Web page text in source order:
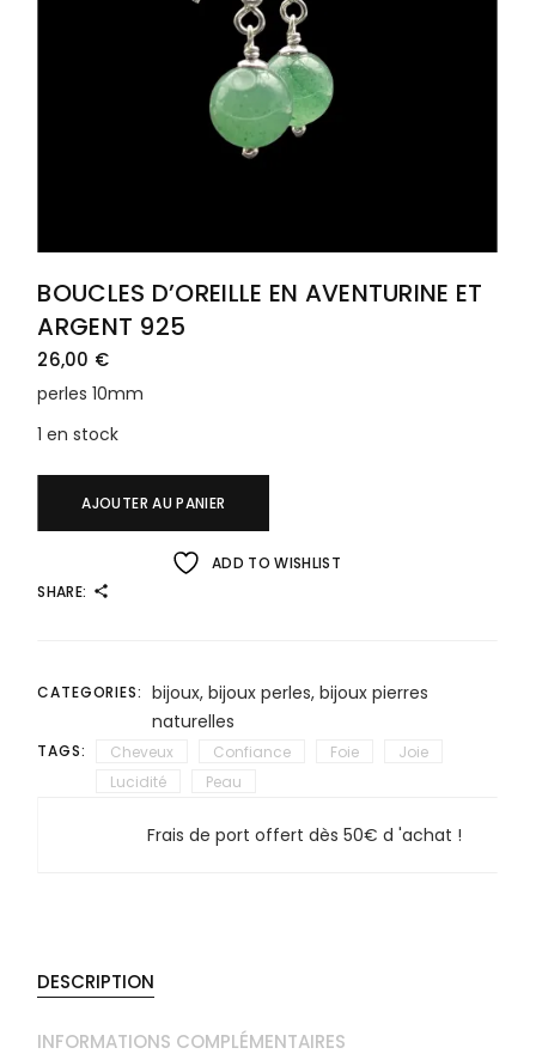
BOUCLES D’OREILLE EN AVENTURINE ET
ARGENT 925
26,00 €
perles 10mm
1 en stock
AJOUTER AU PANIER
ADD TO WISHLIST
SHARE:
CATEGORIES: bijoux, bijoux perles, bijoux pierres
naturelles
TAGS: Cheveux Confiance Foie
Joie
Lucidité
Peau
Frais de port offert dès 50€ d 'achat !
DESCRIPTION
INFORMATIONS COMPLÉMENTAIRES